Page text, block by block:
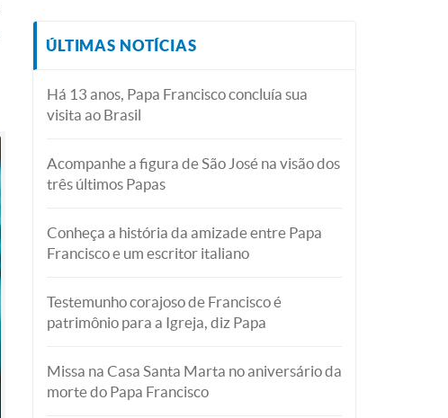
ÚLTIMAS NOTÍCIAS
Há 13 anos, Papa Francisco concluía sua
visita ao Brasil
Acompanhe a figura de São José na visão dos
três últimos Papas
Conheça a história da amizade entre Papa
Francisco e um escritor italiano
Testemunho corajoso de Francisco é
patrimônio para a Igreja, diz Papa
Missa na Casa Santa Marta no aniversário da
morte do Papa Francisco